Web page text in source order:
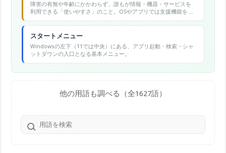
障害の有無や年齢にかかわらず、誰もが情報・機器・サービスを
利用できる「使いやすさ」のこと。OSやアプリでは支援機能をま
とめたカテゴリ名でもある。
スタートメニュー
Windowsの左下（11では中央）にある、アプリ起動・検索・シャ
ットダウンの入口となる基本メニュー。
他の用語も調べる（全1627語）